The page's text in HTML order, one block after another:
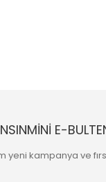
E-
yeni kampanya ve